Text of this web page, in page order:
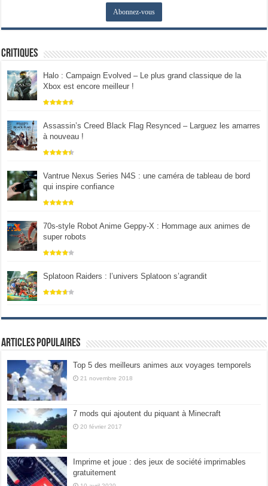
Critiques
Halo : Campaign Evolved – Le plus grand classique de la
Xbox est encore meilleur !
Assassin’s Creed Black Flag Resynced – Larguez les amarres
à nouveau !
Vantrue Nexus Series N4S : une caméra de tableau de bord
qui inspire confiance
70s-style Robot Anime Geppy-X : Hommage aux animes de
super robots
Splatoon Raiders : l’univers Splatoon s’agrandit
Articles populaires
Top 5 des meilleurs animes aux voyages temporels
21 novembre 2018
7 mods qui ajoutent du piquant à Minecraft
20 février 2017
Imprime et joue : des jeux de société imprimables
gratuitement